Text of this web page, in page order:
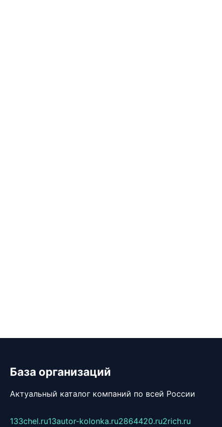
База организаций
Актуальный каталог компаний по всей России
133chel.ru13autor-kolonka.ru2864420.ru2rich.ru